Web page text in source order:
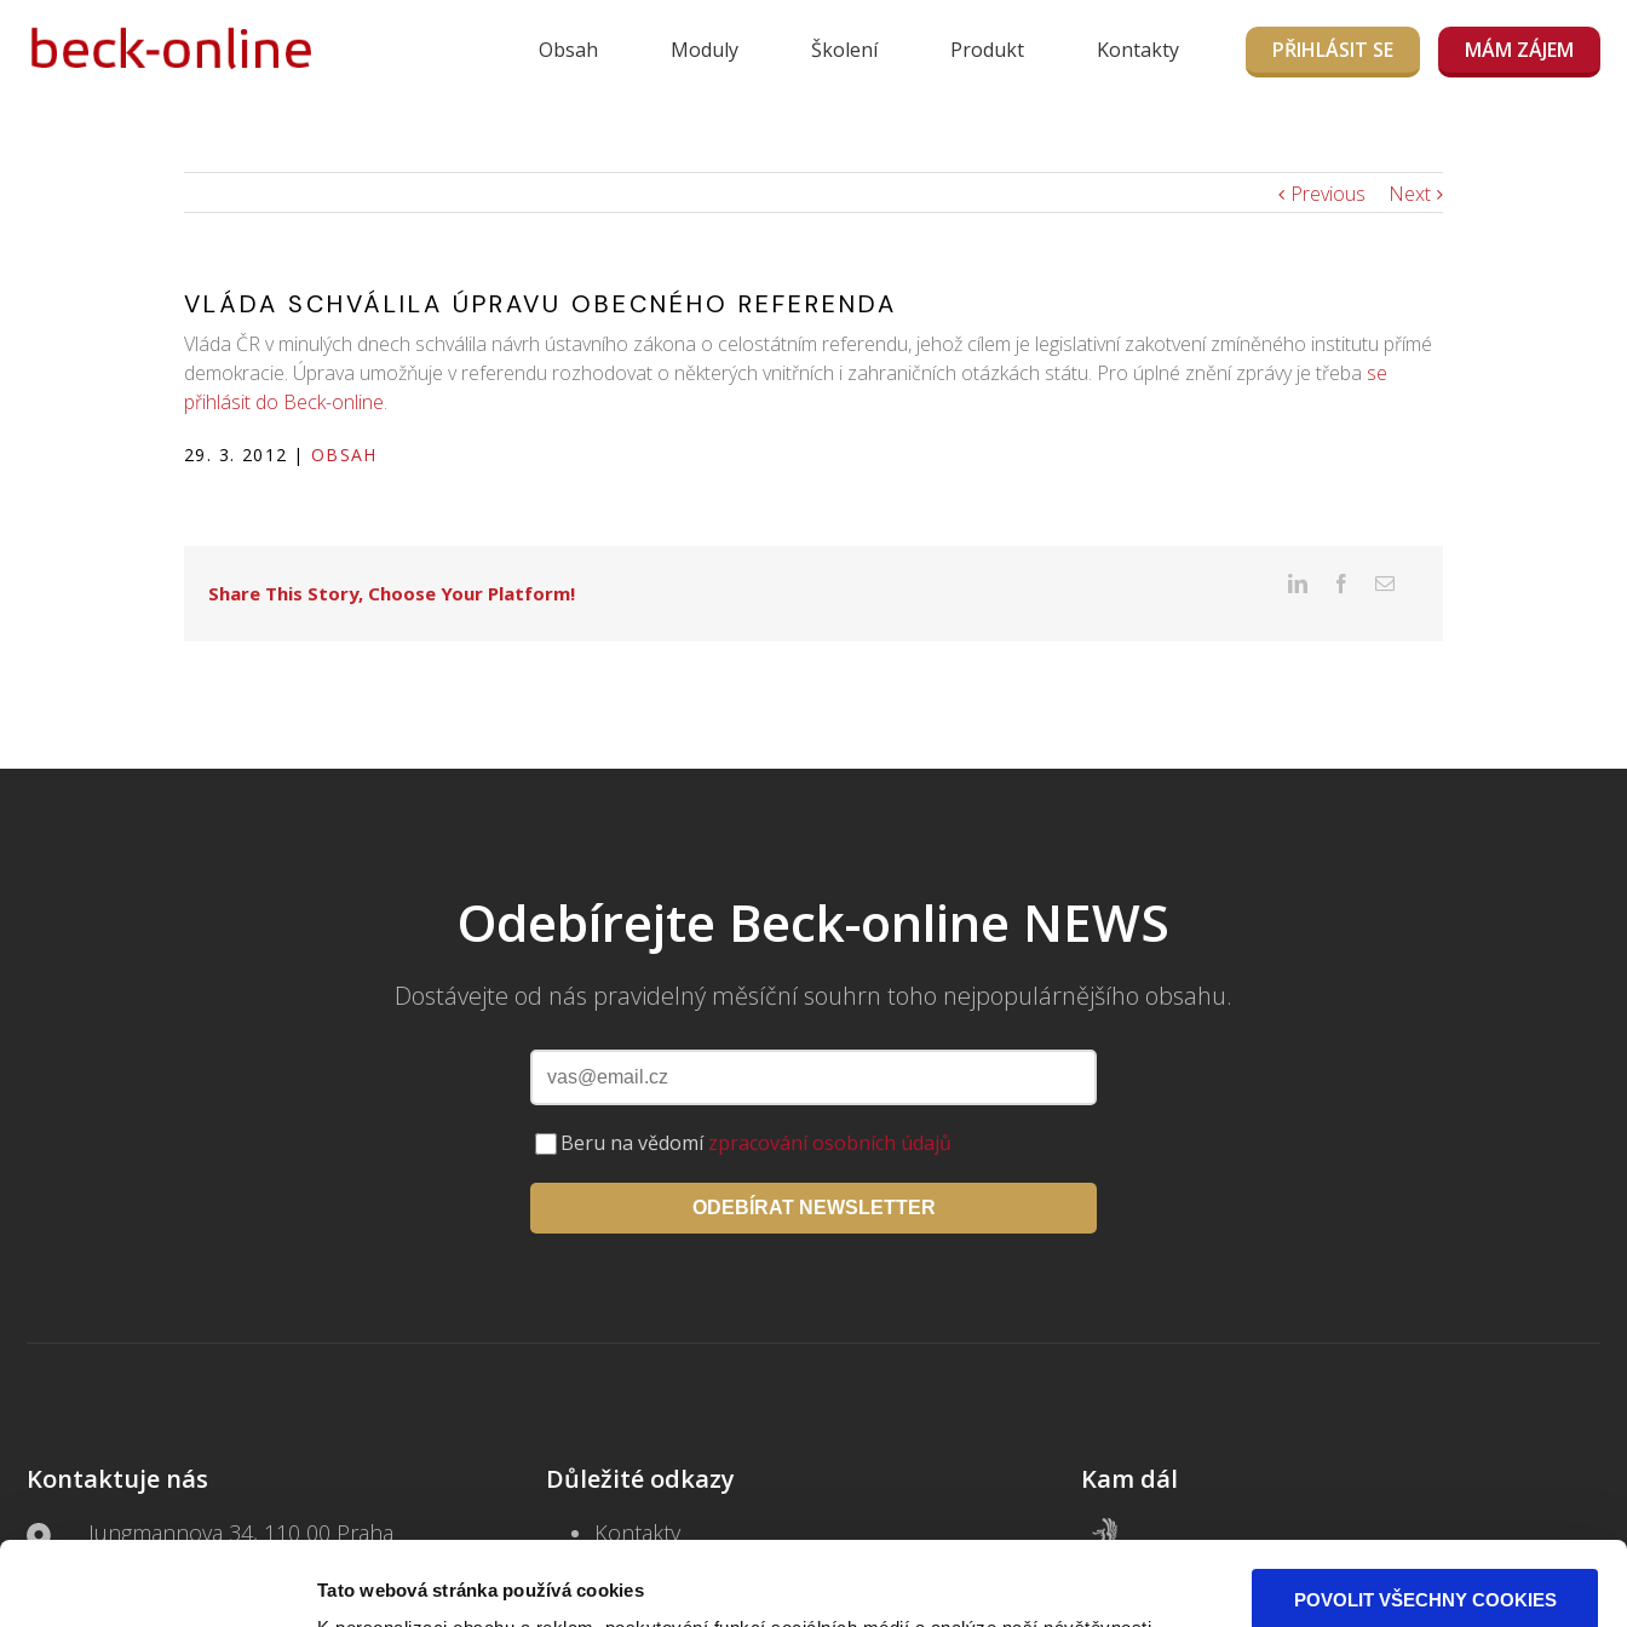
Tato webová stránka používá cookies
POVOLIT VŠECHNY COOKIES
Obsah Moduly Školení Produkt Kontakty PŘIHLÁSIT SE MÁM ZÁJEM
Previous Next
VLÁDA SCHVÁLILA ÚPRAVU OBECNÉHO REFERENDA
Vláda ČR v minulých dnech schválila návrh ústavního zákona o celostátním referendu, jehož cílem je legislativní zakotvení zmíněného institutu přímé
demokracie. Úprava umožňuje v referendu rozhodovat o některých vnitřních i zahraničních otázkách státu. Pro úplné znění zprávy je třeba se
přihlásit do Beck-online.
29. 3. 2012 | OBSAH
Share This Story, Choose Your Platform!
Odebírejte Beck-online NEWS
Dostávejte od nás pravidelný měsíční souhrn toho nejpopulárnějšího obsahu.
Beru na vědomízpracování osobních údajů
ODEBÍRAT NEWSLETTER
Kontaktuje nás
Jungmannova 34, 110 00 Praha
Důležité odkazy
Kontakty
Blog
Často kladené dotazy
Kam dál